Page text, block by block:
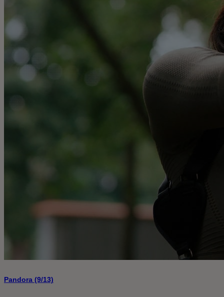
Pandora (9/13)